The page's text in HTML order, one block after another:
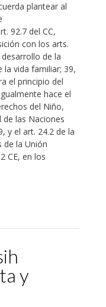
plantear al
92.7 del CC,
con los arts.
de la
la vida familiar; 39,
el principio del
hace el
del Niño,
las Naciones
y el art. 24.2 de la
de la Unión
CE, en los
y